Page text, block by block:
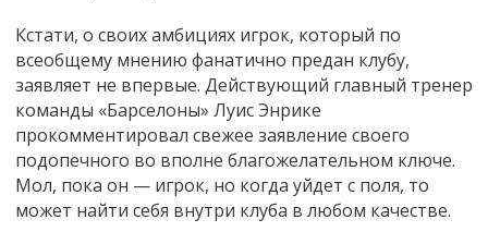
Кстати, о своих амбициях игрок, который по
всеобщему мнению фанатично предан клубу,
заявляет не впервые. Действующий главный тренер
команды «Барселоны» Луис Энрике
прокомментировал свежее заявление своего
подопечного во вполне благожелательном ключе.
Мол, пока он — игрок, но когда уйдет с поля, то
может найти себя внутри клуба в любом качестве.